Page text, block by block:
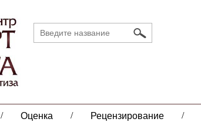
/ Оценка / Рецензирование /